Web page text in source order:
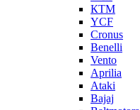
КТМ
YCF
Cronus
Benelli
Vento
Aprilia
Ataki
Bajaj